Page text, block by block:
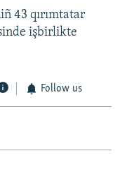
43 qırımtatar
işbirlikte
Follow us